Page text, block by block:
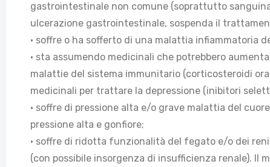
gastrointestinale non comune (soprattutto
ulcerazione gastrointestinale, sospenda il
• soffre o ha sofferto di una malattia infiammatoria
• sta assumendo medicinali che potrebbero
malattie del sistema immunitario (corticosteroidi
medicinali per trattare la depressione (inibitori
• soffre di pressione alta e/o grave malattia del
pressione alta e gonfiore;
• soffre di ridotta funzionalità del fegato e/o dei
(con possibile insorgenza di insufficienza renale). Il